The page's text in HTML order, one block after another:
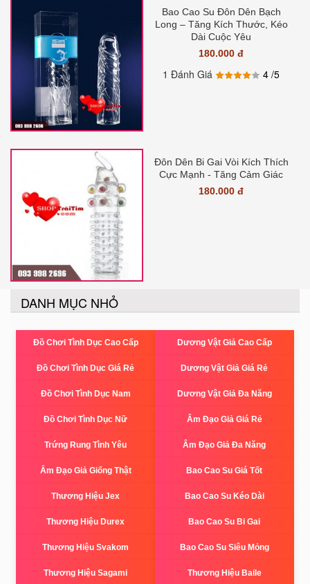
Bao Cao Su Đôn Dên Bạch
Long – Tăng Kích Thước, Kéo
Dài Cuộc Yêu
180.000 đ
1 Đánh Giá 4/5
Đôn Dên Bi Gai Vòi Kích Thích
Cực Mạnh - Tăng Cảm Giác
180.000 đ
DANH MỤC NHỎ
Đồ Chơi Tình Dục Cao Cấp Dương Vật Giả Cao Cấp
Đồ Chơi Tình Dục Giá Rẻ Dương Vật Giả Giá Rẻ
Đồ Chơi Tình Dục Nam Dương Vật Giả Đa Năng
Đồ Chơi Tình Dục Nữ Âm Đạo Giả Giá Rẻ
Trứng Rung Tình Yêu Âm Đạo Giả Đa Năng
Âm Đạo Giả Giống Thật Bao Cao Su Giá Tốt
Thương Hiệu Jex Bao Cao Su Kéo Dài
Thương Hiệu Durex Bao Cao Su Bi Gai
Thương Hiệu Svakom Bao Cao Su Siêu Mỏng
Thương Hiệu Sagami Thương Hiệu Baile